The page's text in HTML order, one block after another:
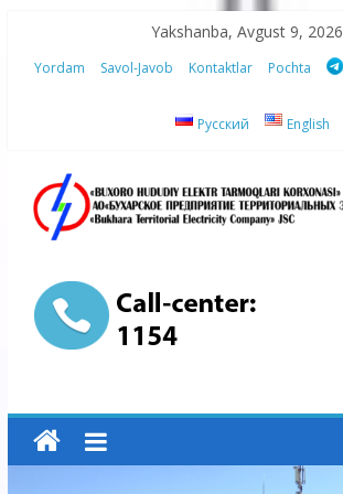
content
Yakshanba, Avgust 9, 2026
Yordam Savol-Javob Kontaktlar Pochta
Русский English
“Buxoro
hududiy
elektr
tarmoqlari